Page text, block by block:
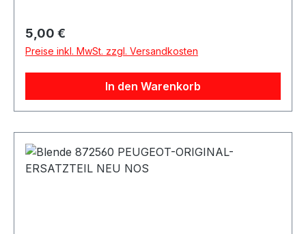
Regulärer Preis:
5,00 €
Preise inkl. MwSt. zzgl. Versandkosten
In den Warenkorb